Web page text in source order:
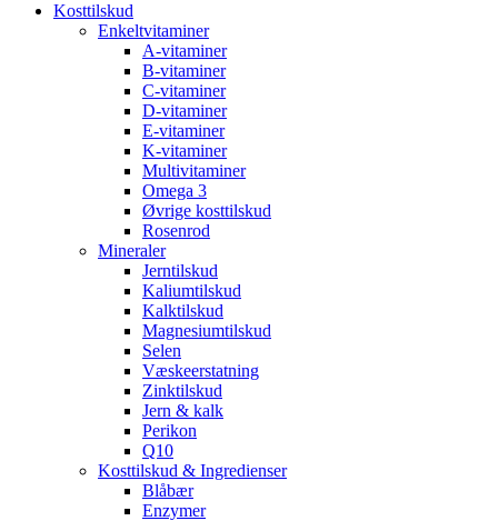
Kosttilskud
Enkeltvitaminer
A-vitaminer
B-vitaminer
C-vitaminer
D-vitaminer
E-vitaminer
K-vitaminer
Multivitaminer
Omega 3
Øvrige kosttilskud
Rosenrod
Mineraler
Jerntilskud
Kaliumtilskud
Kalktilskud
Magnesiumtilskud
Selen
Væskeerstatning
Zinktilskud
Jern & kalk
Perikon
Q10
Kosttilskud & Ingredienser
Blåbær
Enzymer